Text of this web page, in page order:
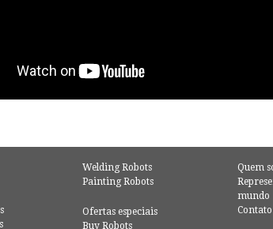
Welding Robots
Painting Robots
Ofertas especiais
Buy Robots
Quem
mundo
Contato